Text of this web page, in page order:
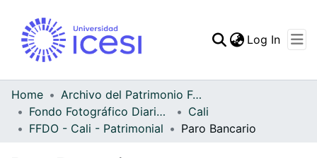
Statistics
Log In
Home
Archivo del Patrimonio Fotográfico y Fílmico del Valle del Cauca
Fondo Fotográfico Diario Occidente
Cali
FFDO - Cali - Patrimonial
Paro Bancario